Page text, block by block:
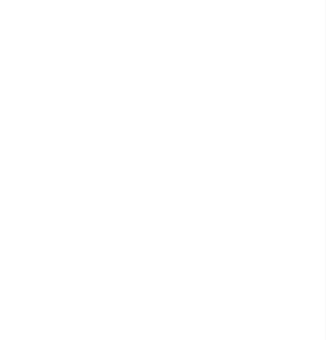
temps gardons-